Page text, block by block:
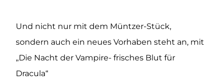
Und nicht nur mit dem Müntzer-Stück,
sondern auch ein neues Vorhaben steht an, mit
„Die Nacht der Vampire- frisches Blut für
Dracula“